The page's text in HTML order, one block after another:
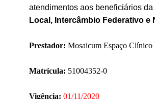
atendimentos aos beneficiários da
Local, Intercâmbio Federativo e
Prestador: Mosaicum Espaço Clínico
Matrícula: 51004352-0
Vigência: 01/11/2020